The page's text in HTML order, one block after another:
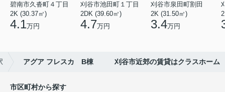
碧南市久沓町４丁目
2K (30.37㎡)
4.1万円
刈谷市池田町１丁目
2DK (39.60㎡)
4.7万円
刈谷市泉田町割田
2K (31.50㎡)
3.4万円
アグア フレスカ B棟 刈谷市近郊の賃貸はクラスホーム
市区町村から探す